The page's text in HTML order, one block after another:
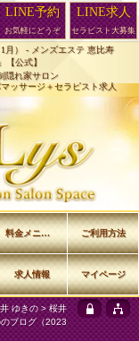
月） - メンズエステ 恵比寿
【公式】
隠れ家サロン
ッサージ＋セラピスト求人
ゆきの > 桜井
ブログ（2023
料金メニュー ご利用方法
求人情報 マイページ
LINE予約
お気軽にどうぞ
LINE求人
セラピスト大募集